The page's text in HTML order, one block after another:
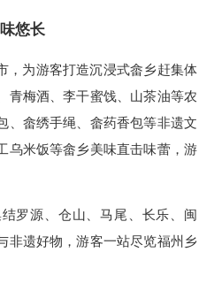
悠长
为游客打造沉浸式畲乡赶集体
青梅酒、李干蜜饯、山茶油等农
、畲绣手绳、畲药香包等非遗文
乌米饭等畲乡美味直击味蕾，游
源、仓山、马尾、长乐、闽
非遗好物，游客一站尽览福州乡